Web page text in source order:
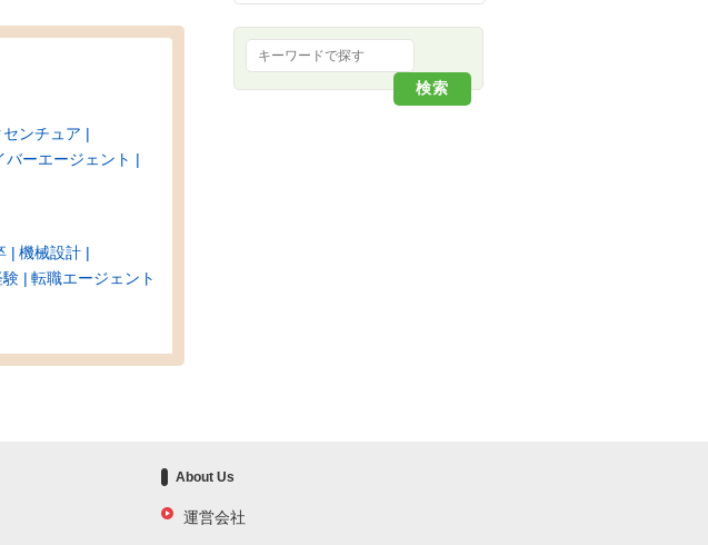
センチュア
バーエージェント
機械設計
験 転職エージェント
About Us
運営会社